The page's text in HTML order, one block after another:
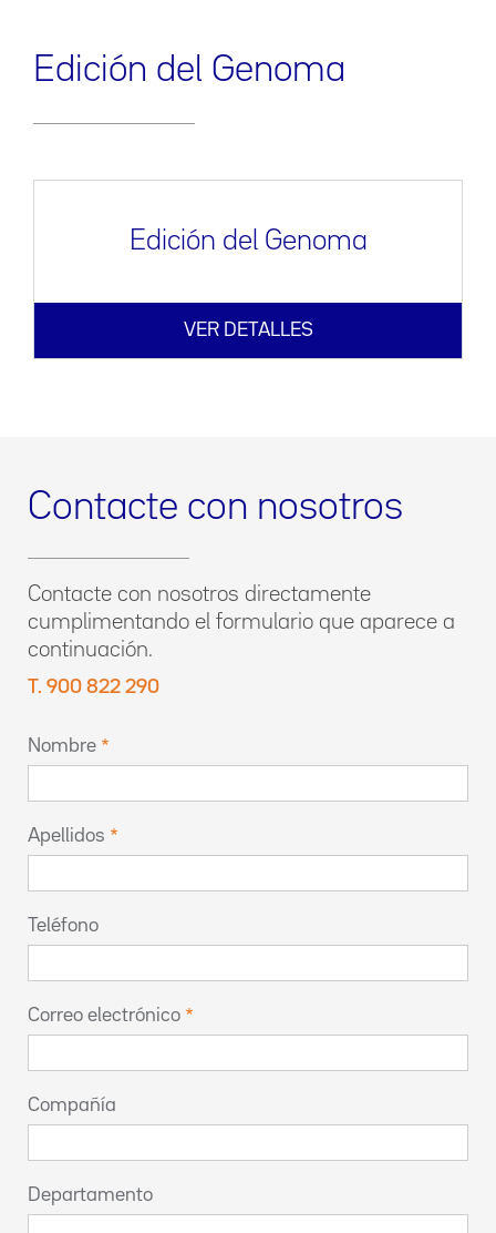
Edición del Genoma
Edición del Genoma
VER DETALLES
Contacte con nosotros
Contacte con nosotros directamente
cumplimentando el formulario que aparece a
continuación.
T. 900 822 290
Nombre
Apellidos
Teléfono
Correo electrónico
Compañía
Departamento